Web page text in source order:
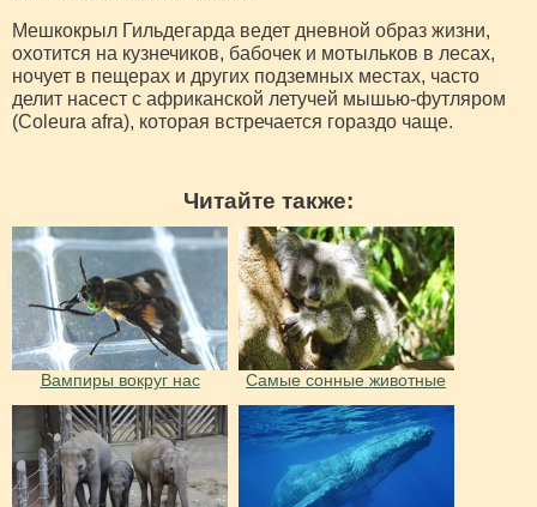
Мешкокрыл Гильдегарда ведет дневной образ жизни,
охотится на кузнечиков, бабочек и мотыльков в лесах,
ночует в пещерах и других подземных местах, часто
делит насест с африканской летучей мышью-футляром
(Coleura afra), которая встречается гораздо чаще.
Читайте также:
Вампиры вокруг нас Самые сонные животные